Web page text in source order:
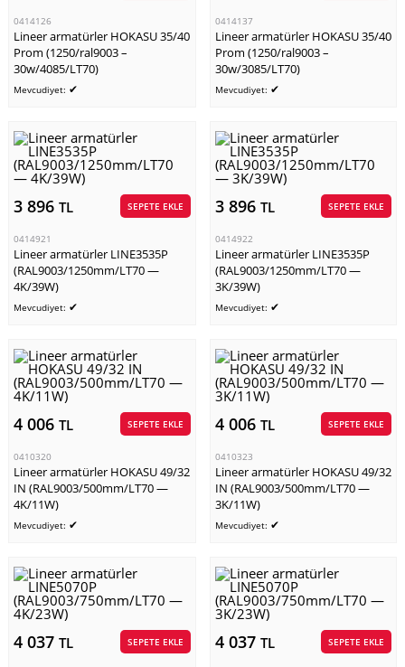
0414126
Lineer armatürler HOKASU 35/40
Prom (1250/ral9003 –
30w/4085/LT70)
Mevcudiyet: ✔
0414137
Lineer armatürler HOKASU 35/40
Prom (1250/ral9003 –
30w/3085/LT70)
Mevcudiyet: ✔
3 896 TL SEPETE EKLE
0414921
Lineer armatürler LINE3535P
(RAL9003/1250mm/LT70 —
4K/39W)
Mevcudiyet: ✔
3 896 TL SEPETE EKLE
0414922
Lineer armatürler LINE3535P
(RAL9003/1250mm/LT70 —
3K/39W)
Mevcudiyet: ✔
4 006 TL SEPETE EKLE
0410320
Lineer armatürler HOKASU 49/32
IN (RAL9003/500mm/LT70 —
4K/11W)
Mevcudiyet: ✔
4 006 TL SEPETE EKLE
0410323
Lineer armatürler HOKASU 49/32
IN (RAL9003/500mm/LT70 —
3K/11W)
Mevcudiyet: ✔
4 037 TL SEPETE EKLE 4 037 TL SEPETE EKLE